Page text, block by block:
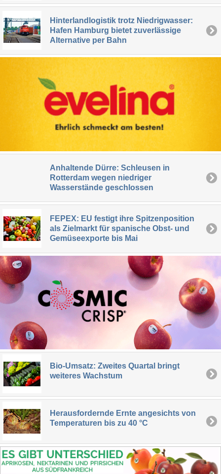
Hinterlandlogistik trotz Niedrigwasser:
Hafen Hamburg bietet zuverlässige
Alternative per Bahn
Anhaltende Dürre: Schleusen in
Rotterdam wegen niedriger
Wasserstände geschlossen
FEPEX: EU festigt ihre Spitzenposition
als Zielmarkt für spanische Obst- und
Gemüseexporte bis Mai
Bio-Umsatz: Zweites Quartal bringt
weiteres Wachstum
Herausfordernde Ernte angesichts von
Temperaturen bis zu 40 °C